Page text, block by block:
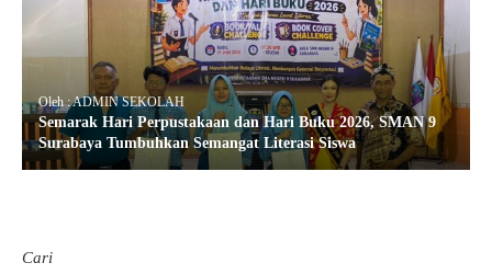
Oleh : ADMIN SEKOLAH
Semarak Hari Perpustakaan dan Hari Buku 2026, SMAN 9
Surabaya Tumbuhkan Semangat Literasi Siswa
Cari